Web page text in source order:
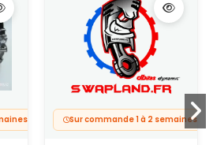
Sur commande 1 à 2 semaines.